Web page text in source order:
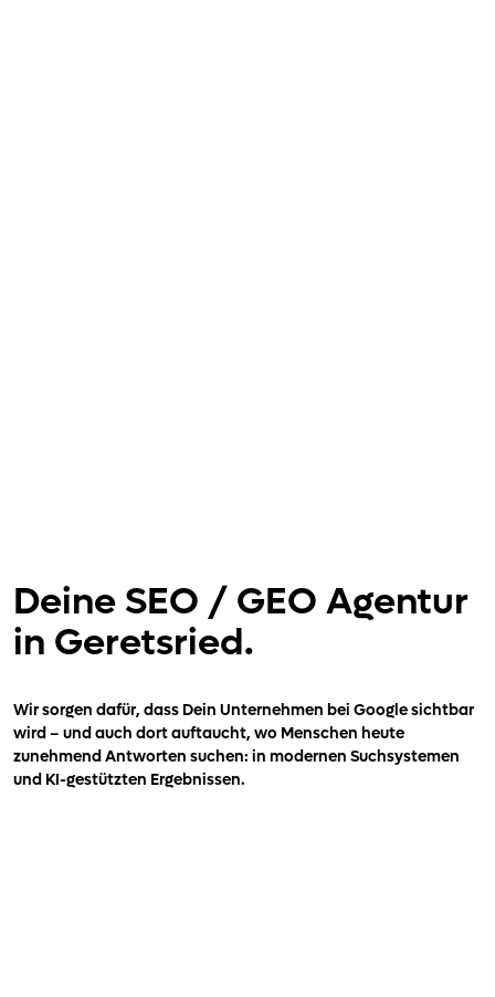
Deine SEO / GEO Agentur
in Geretsried.
Wir sorgen dafür, dass Dein Unternehmen bei Google sichtbar
wird – und auch dort auftaucht, wo Menschen heute
zunehmend Antworten suchen: in modernen Suchsystemen
und KI-gestützten Ergebnissen.